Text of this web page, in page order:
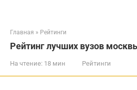
Главная » Рейтинги
Рейтинг лучших вузов
На чтение: 18 мин Рейтинги